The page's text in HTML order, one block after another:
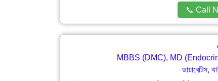
📞 Call
MBBS (DMC), MD
ডায়াবেটিস,